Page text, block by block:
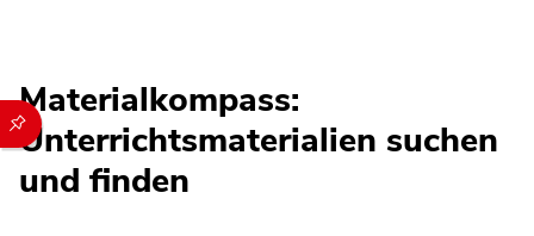
Durch die folgenden Buttons können Sie direkt auf einen
Materialkompass:
Unterrichtsmaterialien suchen
und finden